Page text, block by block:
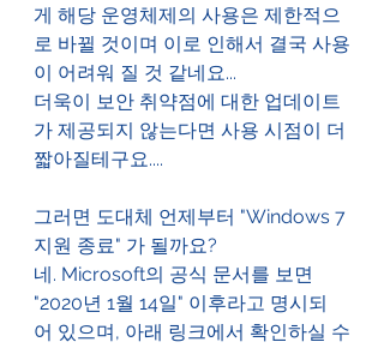
게 해당 운영체제의 사용은 제한적으
로 바뀔 것이며 이로 인해서 결국 사용
이 어려워 질 것 같네요...
더욱이 보안 취약점에 대한 업데이트
가 제공되지 않는다면 사용 시점이 더
짧아질테구요....
그러면 도대체 언제부터 "Windows 7
지원 종료" 가 될까요?
네. Microsoft의 공식 문서를 보면
"2020년 1월 14일" 이후라고 명시되
어 있으며, 아래 링크에서 확인하실 수